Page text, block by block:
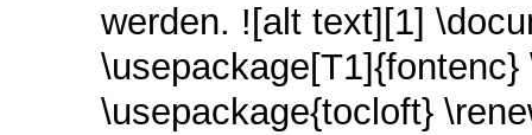
werden. ![alt text][1]
\usepackage{tocloft}